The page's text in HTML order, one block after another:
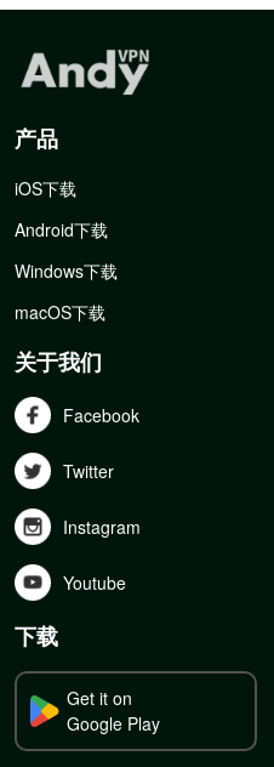
产品
iOS下载
Android下载
Windows下载
macOS下载
关于我们
Facebook
Twitter
Instagram
Youtube
下载
Get it on
Google Play